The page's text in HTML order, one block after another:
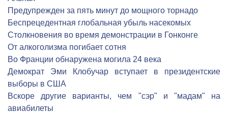
Предупрежден за пять минут до мощного торнадо
Беспрецедентная глобальная убыль насекомых
Столкновения во время демонстрации в Гонконге
От алкоголизма погибает сотня
Во Франции обнаружена могила 24 века
Демократ Эми Клобучар вступает в президентские
выборы в США
Вскоре другие варианты, чем "сэр" и "мадам" на
авиабилеты